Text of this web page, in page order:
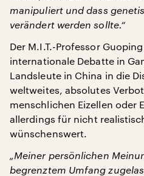
manipuliert und dass
verändert werden sollte.“
Der M.I.T.-Professor
internationale Debatte in
Landsleute in China in die
weltweites, absolutes Verbot
menschlichen Eizellen oder
allerdings für nicht
wünschenswert.
„Meiner persönlichen
begrenztem Umfang